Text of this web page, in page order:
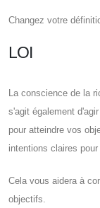
Changez votre
LOI
La conscience de la
s'agit également
pour atteindre vos
intentions claires
Cela vous aidera à
objectifs.